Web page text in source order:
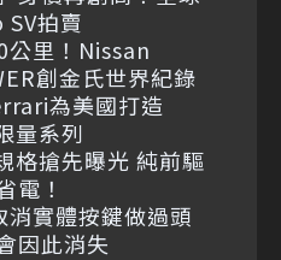
拍賣
里！Nissan
創金氏世界紀錄
為美國打造
量系列
搶先曝光 純前驅
電！
消實體按鍵做過頭
因此消失